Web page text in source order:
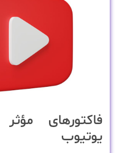
فاکتورهای
یوتیوب